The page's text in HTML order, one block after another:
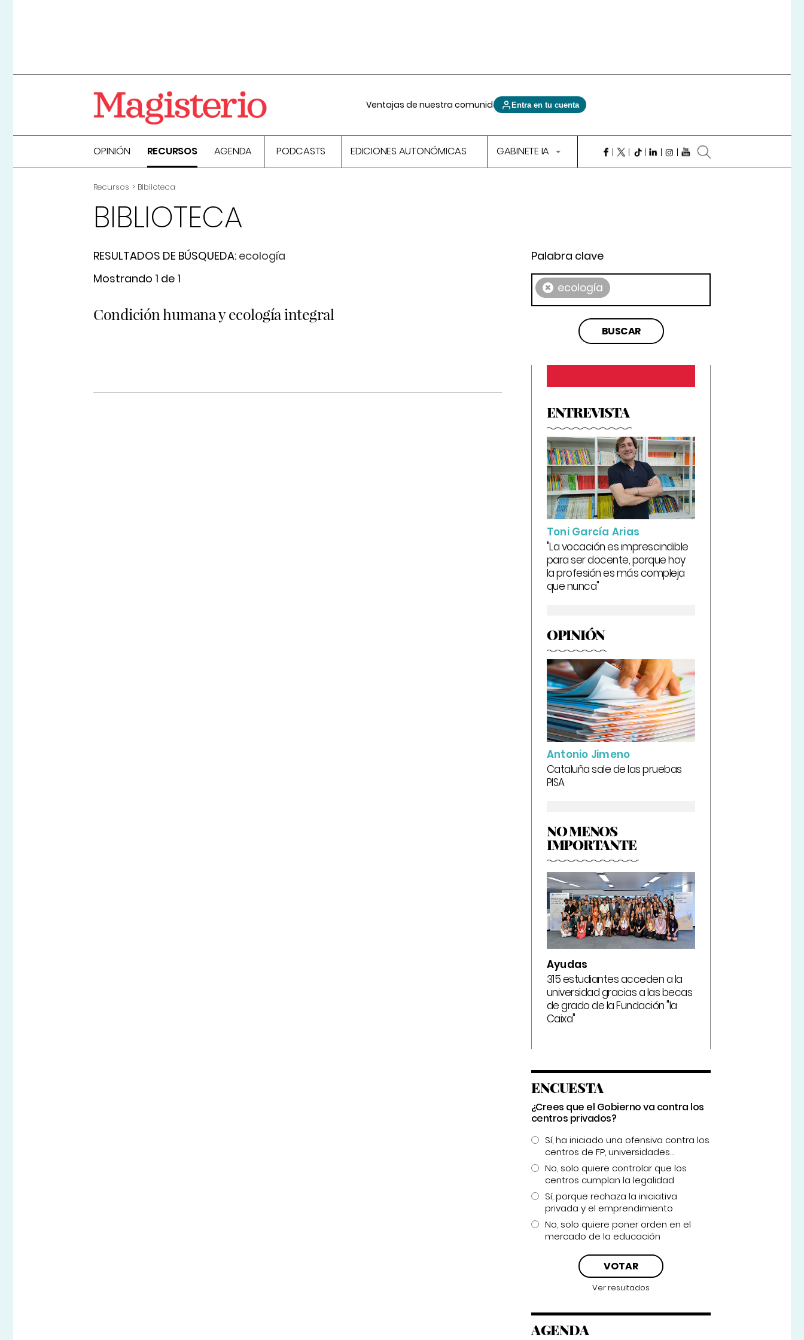
Ventajas de nuestra comunidad Entra en tu cuenta
OPINIÓN RECURSOS AGENDA PODCASTS EDICIONES AUTONÓMICAS GABINETE IA
Recursos Biblioteca
BIBLIOTECA
RESULTADOS DE BÚSQUEDA: ecología
Mostrando 1 de 1
Condición humana y ecología integral
Palabra clave
× ecología
ENTREVISTA
Toni García Arias
"La vocación es imprescindible
para ser docente, porque hoy
la profesión es más compleja
que nunca"
OPINIÓN
Antonio Jimeno
Cataluña sale de las pruebas
PISA
NO MENOS
IMPORTANTE
Ayudas
315 estudiantes acceden a la
universidad gracias a las becas
de grado de la Fundación "la
Caixa"
ENCUESTA
¿Crees que el Gobierno va contra los
centros privados?
Sí, ha iniciado una ofensiva contra los
centros de FP, universidades...
No, solo quiere controlar que los
centros cumplan la legalidad
Sí, porque rechaza la iniciativa
privada y el emprendimiento
No, solo quiere poner orden en el
mercado de la educación
Ver resultados
AGENDA